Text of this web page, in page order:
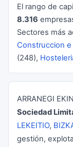
El rango de
8.316
Sectores más
Construccion e
(248),
ARRANEGI
Sociedad
LEKEITIO,
gestión,